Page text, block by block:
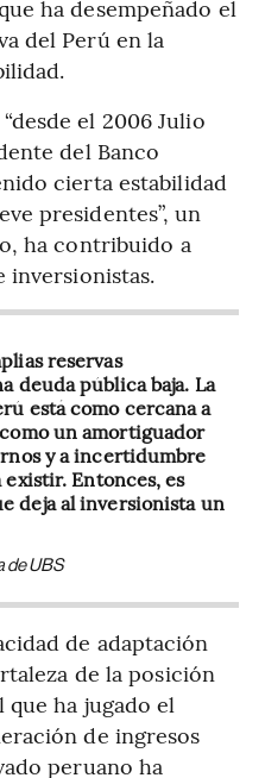
ha desempeñado el
del Perú en la
el 2006 Julio
del Banco
cierta estabilidad
presidentes”, un
ha contribuido a
inversionistas.
reservas
deuda pública baja. La
está como cercana a
un amortiguador
y a incertidumbre
Entonces, es
deja al inversionista un
de UBS
de adaptación
de la posición
ha jugado el
de ingresos
peruano ha